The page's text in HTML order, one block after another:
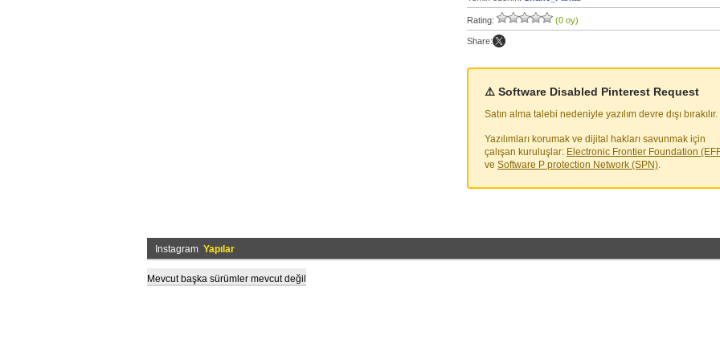
Rating: (0 oy)
Share:
⚠️ Software Disabled Pinterest Request
Satın alma talebi nedeniyle yazılım devre dışı bırakılır.
Yazılımları korumak ve dijital hakları savunmak için
çalışan kuruluşlar: Electronic Frontier Foundation
ve Software P protection Network (SPN).
Instagram Yapılar
Mevcut başka sürümler mevcut değil